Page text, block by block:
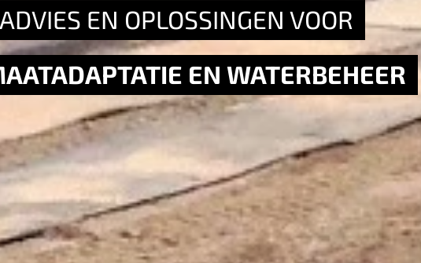
ADVIES EN OPLOSSINGEN VOOR
EN WATERBEHEER